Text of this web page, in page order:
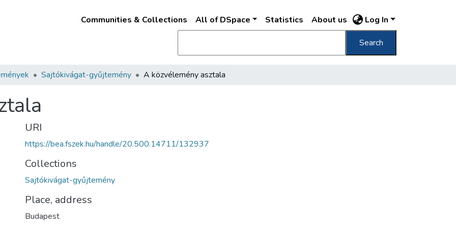
Communities & Collections All of DSpace Statistics About us Log In
Search
Sajtókivágat-gyűjtemény A közvélemény asztala
URI
https://bea.fszek.hu/handle/20.500.14711/132937
Collections
Sajtókivágat-gyűjtemény
Place, address
Budapest